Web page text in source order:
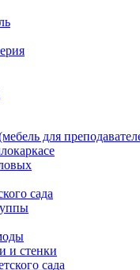
для
сада
и стенки
сада